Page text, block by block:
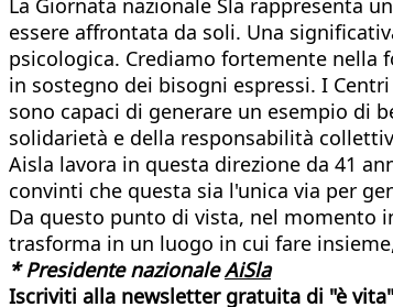
La Giornata nazionale Sla rappresenta
essere affrontata da soli. Una
psicologica. Crediamo fortemente nella
in sostegno dei bisogni espressi. I
sono capaci di generare un esempio di
solidarietà e della responsabilità
Aisla lavora in questa direzione da 41
convinti che questa sia l'unica via per
Da questo punto di vista, nel momento
trasforma in un luogo in cui fare
* Presidente nazionaleAiSla
Iscriviti alla newsletter gratuita di "è